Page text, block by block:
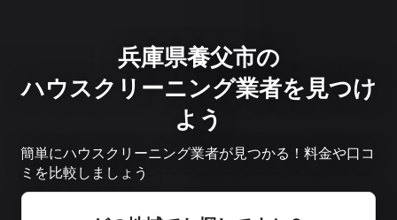
兵庫県養父市の
ハウスクリーニング業者を見つけ
よう
簡単にハウスクリーニング業者が見つかる！料金や口コ
ミを比較しましょう